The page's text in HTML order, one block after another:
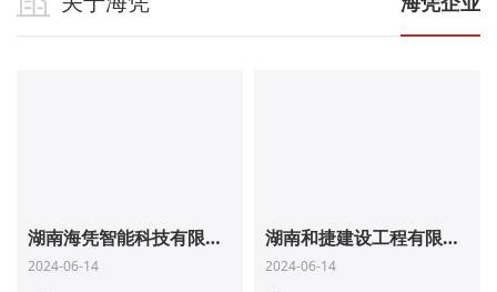
湖南海凭智能科技有限公司
2024-06-14
湖南和捷建设工程有限公司
2024-06-14